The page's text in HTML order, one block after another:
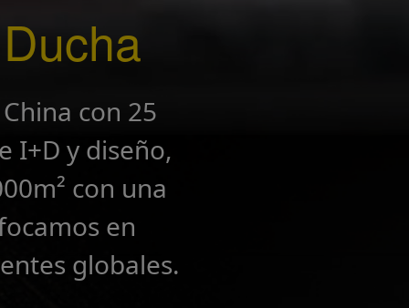
con 25
I+D y diseño,
con una
en
globales.